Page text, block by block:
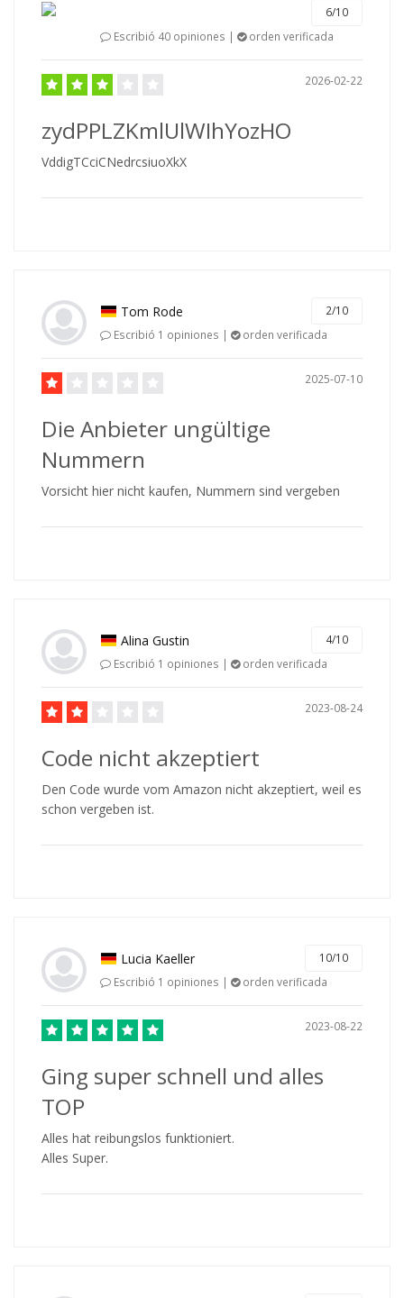
6/10
Escribió 40 opiniones |
orden verificada
2026-02-22
zydPPLZKmlUlWIhYozHO
VddigTCciCNedrcsiuoXkX
Tom Rode
2/10
Escribió 1 opiniones |
orden verificada
2025-07-10
Die Anbieter ungültige
Nummern
Vorsicht hier nicht kaufen, Nummern sind vergeben
Alina Gustin
4/10
Escribió 1 opiniones |
orden verificada
2023-08-24
Code nicht akzeptiert
Den Code wurde vom Amazon nicht akzeptiert, weil es
schon vergeben ist.
Lucia Kaeller
10/10
Escribió 1 opiniones |
orden verificada
2023-08-22
Ging super schnell und alles
TOP
Alles hat reibungslos funktioniert.
Alles Super.